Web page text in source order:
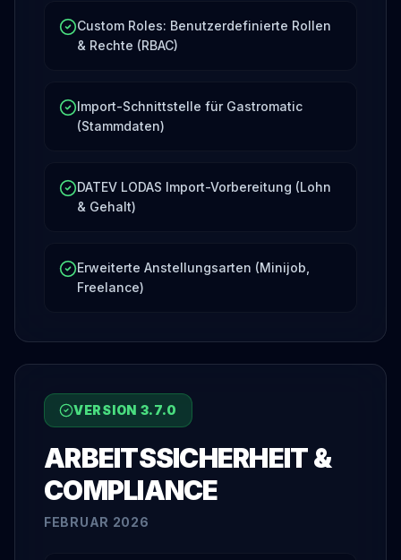
Custom Roles: Benutzerdefinierte Rollen
& Rechte (RBAC)
Import-Schnittstelle für Gastromatic
(Stammdaten)
DATEV LODAS Import-Vorbereitung (Lohn
& Gehalt)
Erweiterte Anstellungsarten (Minijob,
Freelance)
VERSION 3.7.0
ARBEITSSICHERHEIT &
COMPLIANCE
FEBRUAR 2026